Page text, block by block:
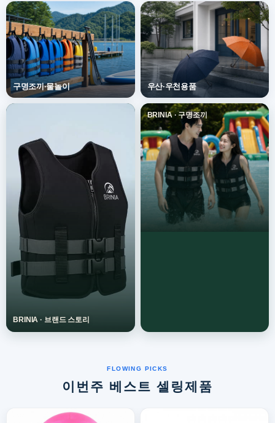
이번주 베스트 셀링제품